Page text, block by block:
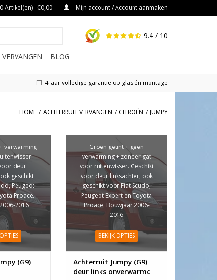
0 Artikel(en) - €0,00 Mijn account / Account aanmaken
9.4 / 10
VERVANGEN BLOG
4 jaar volledige garantie op glas én montage
HOME / ACHTERRUIT VERVANGEN / CITROËN / JUMPY
verwarming
deur
geschikt
Peugeot
Proace.
2016
(G9)
Groen getint + geen
verwarming + zonder gat
voor ruitenwisser. Geschikt
voor deur linksachter, ook
geschikt voor Fiat Scudo,
Peugeot Expert en Toyota
Proace. Bouwjaar 2006-
2016
BEKIJK OPTIES
Achterruit Jumpy (G9)
deur links onverwarmd